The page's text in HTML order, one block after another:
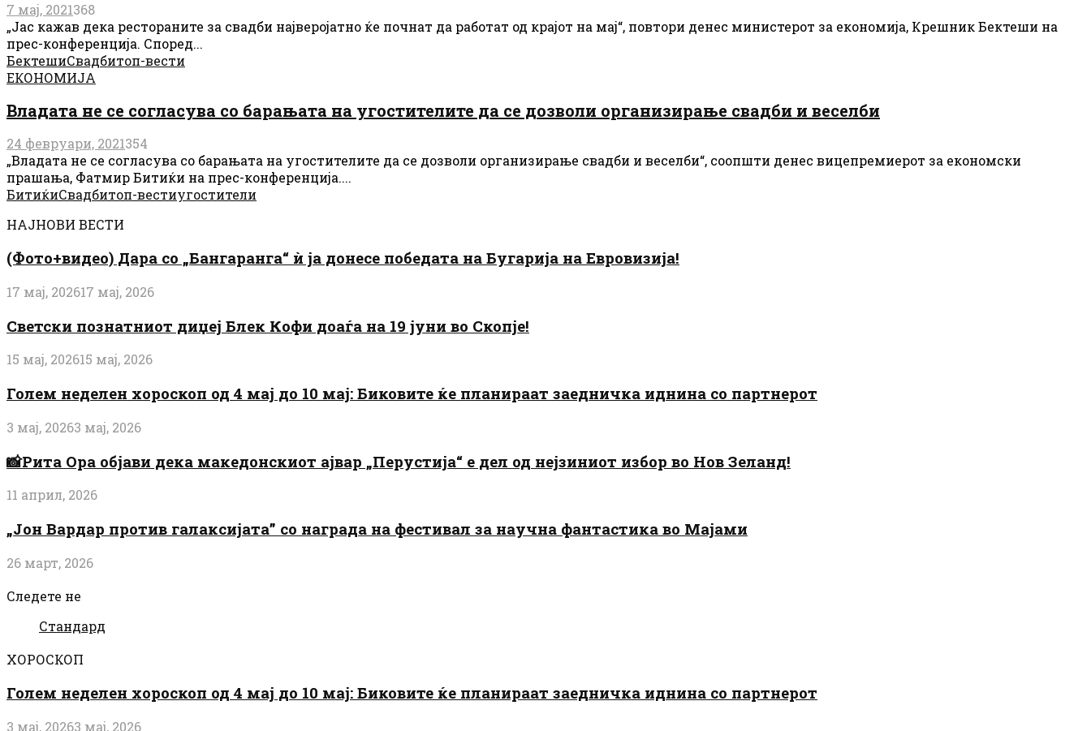
7 мај, 2021368
„Јас кажав дека рестораните за свадби најверојатно ќе почнат да работат од крајот на мај“, повтори денес министерот за економија, Крешник Бектеши на
прес-конференција. Според...
БектешиСвадбитоп-вести
ЕКОНОМИЈА
Владата не се согласува со барањата на угостителите да се дозволи организирање свадби и веселби
24 февруари, 2021354
„Владата не се согласува со барањата на угостителите да се дозволи организирање свадби и веселби“, соопшти денес вицепремиерот за економски
прашања, Фатмир Битиќи на прес-конференција....
БитиќиСвадбитоп-вестиугостители
НАЈНОВИ ВЕСТИ
(Фото+видео) Дара со „Бангаранга“ ѝ ја донесе победата на Бугарија на Евровизија!
17 мај, 202617 мај, 2026
Светски познатниот диџеј Блек Кофи доаѓа на 19 јуни во Скопје!
15 мај, 202615 мај, 2026
Голем неделен хороскоп од 4 мај до 10 мај: Биковите ќе планираат заедничка иднина со партнерот
3 мај, 20263 мај, 2026
📸Рита Ора објави дека македонскиот ајвар „Перустија“ е дел од нејзиниот избор во Нов Зеланд!
11 април, 2026
„Јон Вардар против галаксијата” со награда на фестивал за научна фантастика во Мајами
26 март, 2026
Следете не
Стандард
ХОРОСКОП
Голем неделен хороскоп од 4 мај до 10 мај: Биковите ќе планираат заедничка иднина со партнерот
3 мај, 20263 мај, 2026